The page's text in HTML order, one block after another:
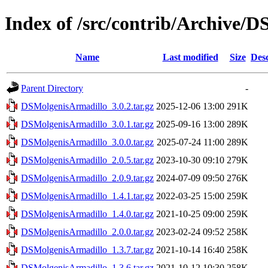
Index of /src/contrib/Archive/
Name Last modified Size
Parent Directory
-
DSMolgenisArmadillo_3.0.2.tar.gz 2025-12-06 13:00 291K
DSMolgenisArmadillo_3.0.1.tar.gz 2025-09-16 13:00 289K
DSMolgenisArmadillo_3.0.0.tar.gz 2025-07-24 11:00 289K
DSMolgenisArmadillo_2.0.5.tar.gz 2023-10-30 09:10 279K
DSMolgenisArmadillo_2.0.9.tar.gz 2024-07-09 09:50 276K
DSMolgenisArmadillo_1.4.1.tar.gz 2022-03-25 15:00 259K
DSMolgenisArmadillo_1.4.0.tar.gz 2021-10-25 09:00 259K
DSMolgenisArmadillo_2.0.0.tar.gz 2023-02-24 09:52 258K
DSMolgenisArmadillo_1.3.7.tar.gz 2021-10-14 16:40 258K